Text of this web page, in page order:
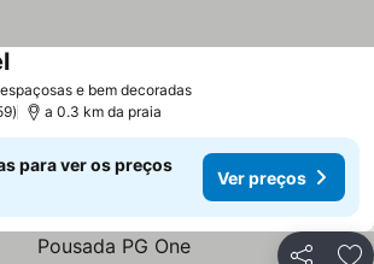
e bem decoradasVer preços
Ver preços
a 0.3 km da praia
para ver os preços
Ver preços